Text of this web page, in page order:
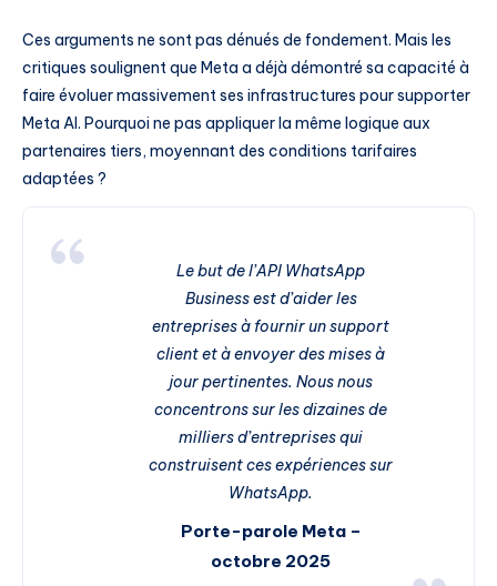
Ces arguments ne sont pas dénués de fondement. Mais les
critiques soulignent que Meta a déjà démontré sa capacité à
faire évoluer massivement ses infrastructures pour supporter
Meta AI. Pourquoi ne pas appliquer la même logique aux
partenaires tiers, moyennant des conditions tarifaires
adaptées ?
Le but de l’API WhatsApp
Business est d’aider les
entreprises à fournir un support
client et à envoyer des mises à
jour pertinentes. Nous nous
concentrons sur les dizaines de
milliers d’entreprises qui
construisent ces expériences sur
WhatsApp.
Porte-parole Meta –
octobre 2025